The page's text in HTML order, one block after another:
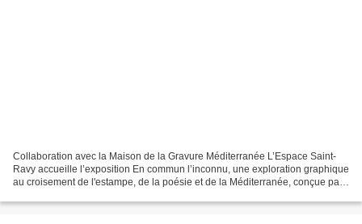
Collaboration avec la Maison de la Gravure Méditerranée L’Espace Saint-
Ravy accueille l’exposition En commun l’inconnu, une exploration graphique
au croisement de l'estampe, de la poésie et de la Méditerranée, conçue par